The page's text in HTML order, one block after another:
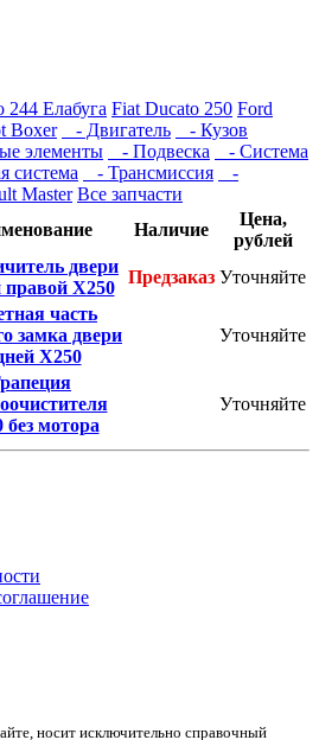
244 Елабуга Fiat Ducato 250 Ford
Boxer - Двигатель
- Кузов
элементы - Подвеска
- Система
система - Трансмиссия
-
Master Все запчасти
Наличие
Цена,
рублей
двери
правой Х250
Предзаказ Уточняйте
часть
замка двери
Х250
Уточняйте
без мотора
Уточняйте
носит исключительно справочный